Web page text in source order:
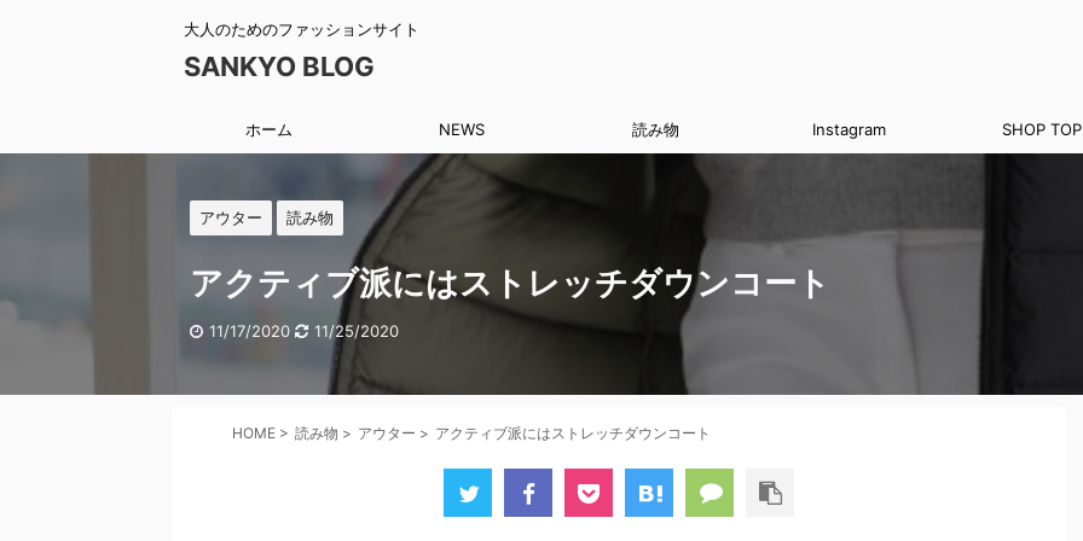
大人のためのファッションサイト
SANKYO BLOG
ホーム NEWS 読み物 Instagram SHOP TOP
アウター 読み物
アクティブ派にはストレッチダウンコート
11/17/2020 11/25/2020
HOME > 読み物 > アウター > アクティブ派にはストレッチダウンコート